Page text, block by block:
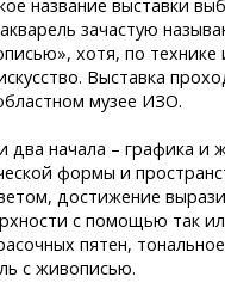
название выставки
зачастую
хотя, по технике
Выставка
музее ИЗО.
два начала – графика и
формы и
достижение
с помощью так
пятен,
с живописью.